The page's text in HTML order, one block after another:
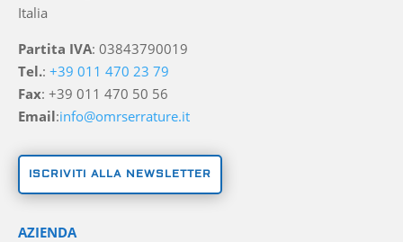
Italia
Partita IVA: 03843790019
Tel.:+39 011 470 23 79
Fax: +39 011 470 50 56
Email:info@omrserrature.it
ISCRIVITI ALLA NEWSLETTER
AZIENDA